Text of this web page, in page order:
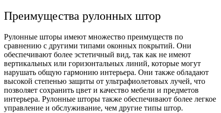
Преимущества рулонных штор
Рулонные шторы имеют множество преимуществ по
сравнению с другими типами оконных покрытий. Они
обеспечивают более эстетичный вид, так как не имеют
вертикальных или горизонтальных линий, которые могут
нарушать общую гармонию интерьера. Они также обладают
высокой степенью защиты от ультрафиолетовых лучей, что
позволяет сохранить цвет и качество мебели и предметов
интерьера. Рулонные шторы также обеспечивают более легкое
управление и обслуживание, чем другие типы штор.